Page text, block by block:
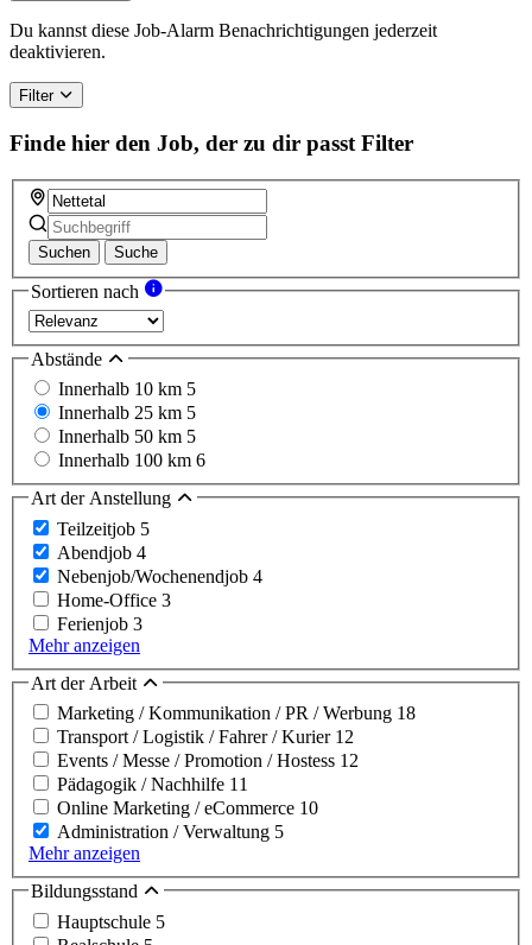
Du kannst diese Job-Alarm Benachrichtigungen jederzeit
deaktivieren.
Filter
Finde hier den Job, der zu dir passt Filter
Suchen Suche
Sortieren nach
Abstände
Innerhalb 10 km 5
Innerhalb 25 km 5
Innerhalb 50 km 5
Innerhalb 100 km 6
Art der Anstellung
Teilzeitjob 5
Abendjob 4
Nebenjob/Wochenendjob 4
Home-Office 3
Ferienjob 3
Mehr anzeigen
Art der Arbeit
Marketing / Kommunikation / PR / Werbung 18
Transport / Logistik / Fahrer / Kurier 12
Events / Messe / Promotion / Hostess 12
Pädagogik / Nachhilfe 11
Online Marketing / eCommerce 10
Administration / Verwaltung 5
Mehr anzeigen
Bildungsstand
Hauptschule 5